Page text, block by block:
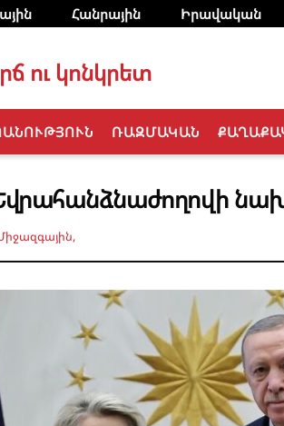
Հանրային Իրավական
ու կոնկրետ
ՌԱԶՄԱԿԱՆ
,